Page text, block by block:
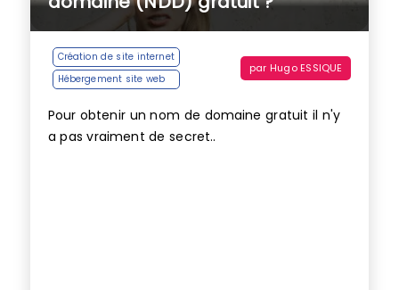
Création de site internet
Hébergement site web
par Hugo ESSIQUE
Pour obtenir un nom de domaine gratuit il n'y
a pas vraiment de secret..